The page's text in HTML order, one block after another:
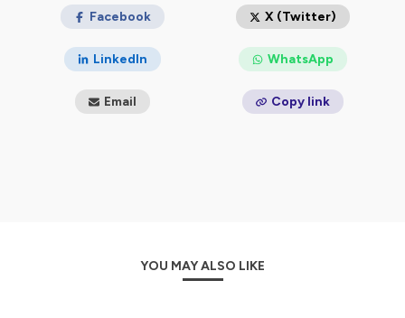
confidentialite
pour plus d'informations.
Facebook X (Twitter)
LinkedIn WhatsApp
Email Copy link
YOU MAY ALSO LIKE